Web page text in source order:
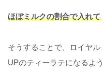
ほぼミルクの割合で入れ
そうすることで、ロイヤ
UPのティーラテになるよ